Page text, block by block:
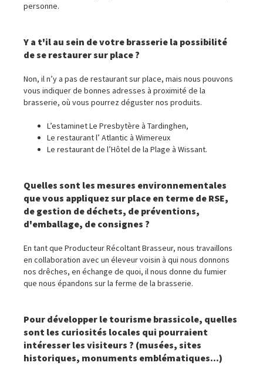
personne.
Y a t'il au sein de votre brasserie la possibilité
de se restaurer sur place ?
Non, il n’y a pas de restaurant sur place, mais nous pouvons
vous indiquer de bonnes adresses à proximité de la
brasserie, où vous pourrez déguster nos produits.
L’estaminet Le Presbytère à Tardinghen,
Le restaurant l’ Atlantic à Wimereux
Le restaurant de l’Hôtel de la Plage à Wissant.
Quelles sont les mesures environnementales
que vous appliquez sur place en terme de RSE,
de gestion de déchets, de préventions,
d'emballage, de consignes ?
En tant que Producteur Récoltant Brasseur, nous travaillons
en collaboration avec un éleveur voisin à qui nous donnons
nos drêches, en échange de quoi, il nous donne du fumier
que nous épandons sur la ferme de la brasserie.
Pour développer le tourisme brassicole, quelles
sont les curiosités locales qui pourraient
intéresser les visiteurs ? (musées, sites
historiques, monuments emblématiques...)